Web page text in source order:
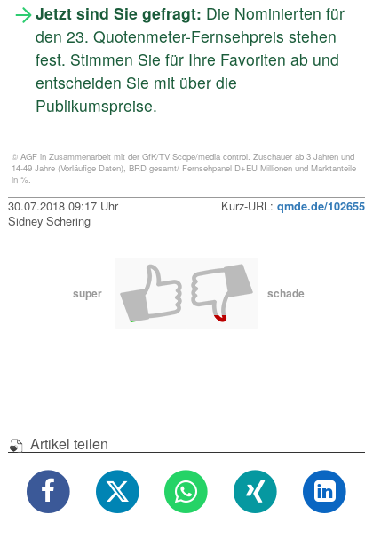
Jetzt sind Sie gefragt: Die Nominierten für
den 23. Quotenmeter-Fernsehpreis stehen
fest. Stimmen Sie für Ihre Favoriten ab und
entscheiden Sie mit über die
Publikumspreise.
© AGF in Zusammenarbeit mit der GfK/TV Scope/media control. Zuschauer ab 3 Jahren und
14-49 Jahre (Vorläufige Daten), BRD gesamt/ Fernsehpanel D+EU Millionen und Marktanteile
in %.
30.07.2018 09:17 Uhr Kurz-URL: qmde.de/102655
Sidney Schering
super schade
Artikel teilen